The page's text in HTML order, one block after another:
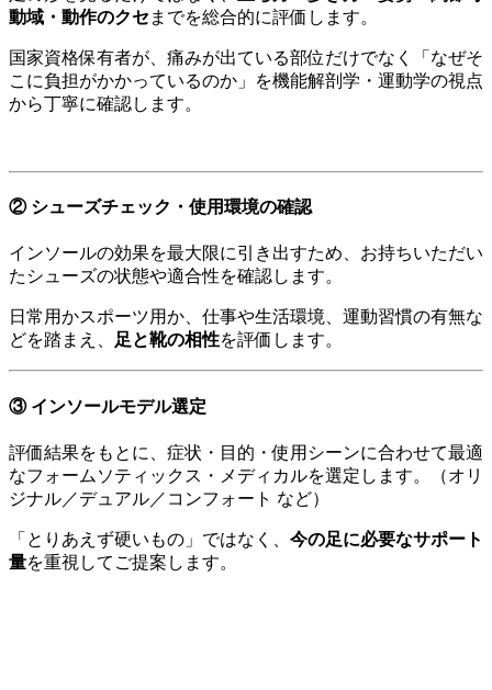
動域・動作のクセ までを総合的に評価します。
国家資格保有者が、痛みが出ている部位だけでなく「なぜそ
こに負担がかかっているのか」を機能解剖学・運動学の視点
から丁寧に確認します。
② シューズチェック・使用環境の確認
インソールの効果を最大限に引き出すため、お持ちいただい
たシューズの状態や適合性を確認します。
日常用かスポーツ用か、仕事や生活環境、運動習慣の有無な
どを踏まえ、 足と靴の相性を評価します。
③ インソールモデル選定
評価結果をもとに、症状・目的・使用シーンに合わせて最適
なフォームソティックス・メディカルを選定します。（オリ
ジナル／デュアル／コンフォート など）
「とりあえず硬いもの」ではなく、 今の足に必要なサポート
量を重視してご提案します。